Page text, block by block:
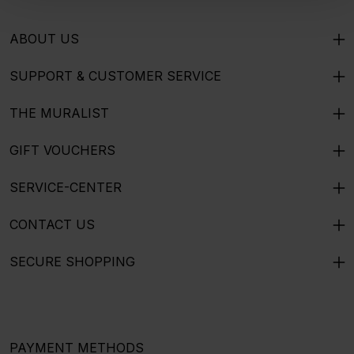
ABOUT US
SUPPORT & CUSTOMER SERVICE
THE MURALIST
GIFT VOUCHERS
SERVICE-CENTER
CONTACT US
SECURE SHOPPING
PAYMENT METHODS